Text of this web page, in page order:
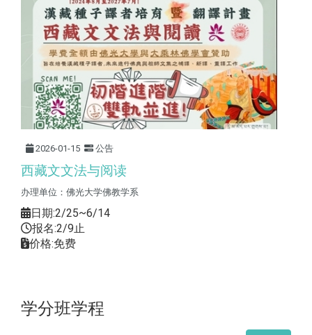
2026-01-15 公告
西藏文文法与阅读
办理单位：佛光大学佛教学系
日期:2/25~6/14
报名:2/9止
价格:免费
学分班学程